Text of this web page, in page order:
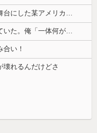
「ピクサー最大の失敗だ」と日本を舞台にした某アメリカ産アニメが話題に、日本と韓国の両方に失礼すぎるわ……
出張から帰ったら、嫁の顔が青ざめていた。俺「一体何があったんだ？」嫁「…」→子供たちに話を聞くと…
い！
壊れるんだけどさ